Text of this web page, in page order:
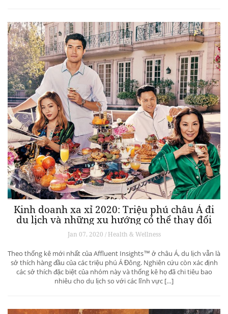
Kinh doanh xa xỉ 2020: Triệu phú châu Á đi
du lịch và những xu hướng có thể thay đổi
ngành du lịch thượng lưu
Jan 07, 2020 / Health & Wellness
Theo thống kê mới nhất của Affluent Insights™ ở châu Á, du lịch vẫn là
sở thích hàng đầu của các triệu phú Á Đông. Nghiên cứu còn xác định
các sở thích đặc biệt của nhóm này và thống kê họ đã chi tiêu bao
nhiêu cho du lịch so với các lĩnh vực […]